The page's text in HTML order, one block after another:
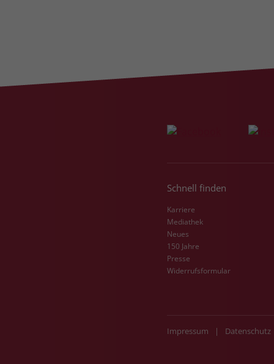
Schnell finden
Karriere
Mediathek
Neues
150 Jahre
Presse
Widerrufsformular
Impressum | Datenschutz